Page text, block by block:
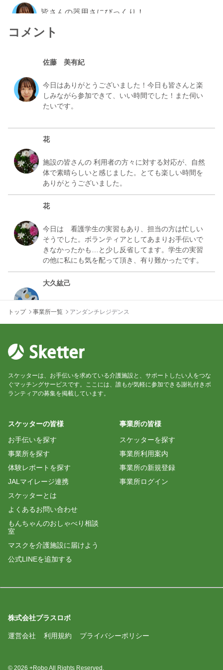
皆さんの器用さにびっくり！
佐藤 美有紀
バラ祭りの見守りボランティア
2025/06/12 09:27
音楽レクに参加！アットホームな雰囲気の施...
ももたろう
2025/04/19 09:22
スケッター初日の感想
ヤマヤ
2025/04/03 08:37
ごーさん
コメント
佐藤 美有紀
今日はありがとうございました！今日も皆さんと楽
しみながら参加できて、いい時間でした！また伺い
たいです。
花
施設の皆さんの 利用者の方々に対する対応が、自然
体で素晴らしいと感じました。とても楽しい時間を
花
今日は 看護学生の実習もあり、担当の方は忙しい
そうでした。ボランティアとしてあまりお手伝いで
きなかったかも…と少し反省してます。学生の実習
大久紘己
佐藤 美有紀
入居者さんは明るく話しかけてくれたり、きれいな
お花を見ながら触れ合えて楽しみながら活動できま
ビッグミイ
本日はお世話になりました。
外出先にて待ち合わせのスケッターで緊張しました
ながら共に薔薇を愛でる事が出来て、嬉しかったで
職員の方も親切に接して下さり有り難かったです。
ここ数年年に何回か訪れる場所でしたので、その点
た。とても楽しい時間でした。ありがとうございま
トップ 事業所一覧 アンダンチレジデンス
スケッターは、お手伝いを求めている介護施設と、サポートしたい人をつな
ぐマッチングサービスです。ここには、誰もが気軽に参加できる謝礼付きボ
ランティアの募集を掲載しています。
スケッターの皆様
お手伝いを探す
事業所を探す
体験レポートを探す
JALマイレージ連携
スケッターとは
よくあるお問い合わせ
もんちゃんのおしゃべり相談
室
マスクを介護施設に届けよう
公式LINEを追加する
事業所の皆様
スケッターを探す
事業所利用案内
事業所の新規登録
事業所ログイン
株式会社プラスロボ
運営会社 利用規約 プライバシーポリシー
© 2026 +Robo All Rights Reserved.